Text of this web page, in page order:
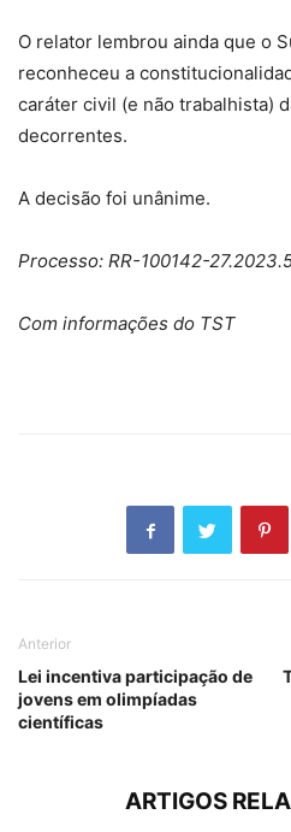
O relator lembrou ainda que o
reconheceu a
caráter civil (e não trabalhista)
decorrentes.
A decisão foi unânime.
Processo: RR-100142-
Com informações do TST
Anterior
Lei incentiva participação de
jovens em olimpíadas
científicas
ARTIGOS